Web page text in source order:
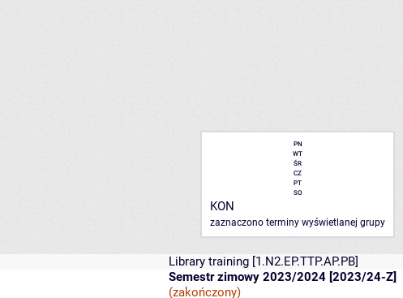
PN
WT
ŚR
CZ
PT
SO
KON
zaznaczono terminy wyświetlanej grupy
Library training [1.N2.EP.TTP.AP.PB]
Semestr zimowy 2023/2024 [2023/24-Z]
(zakończony)